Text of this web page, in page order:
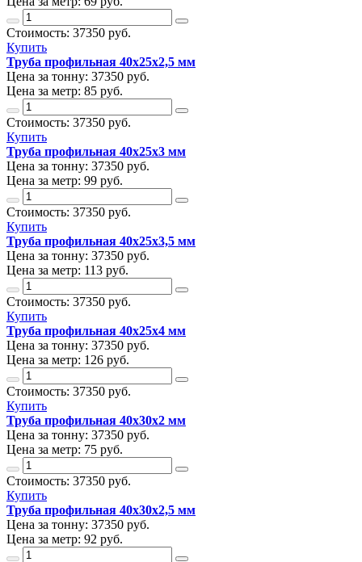
Стоимость: 37350 руб.
Купить
Труба профильная 40х25х2,5 мм
Цена за тонну: 37350 руб.
Цена за метр: 85 руб.
Стоимость: 37350 руб.
Купить
Труба профильная 40х25х3 мм
Цена за тонну: 37350 руб.
Цена за метр: 99 руб.
Стоимость: 37350 руб.
Купить
Труба профильная 40х25х3,5 мм
Цена за тонну: 37350 руб.
Цена за метр: 113 руб.
Стоимость: 37350 руб.
Купить
Труба профильная 40х25х4 мм
Цена за тонну: 37350 руб.
Цена за метр: 126 руб.
Стоимость: 37350 руб.
Купить
Труба профильная 40х30х2 мм
Цена за тонну: 37350 руб.
Цена за метр: 75 руб.
Стоимость: 37350 руб.
Купить
Труба профильная 40х30х2,5 мм
Цена за тонну: 37350 руб.
Цена за метр: 92 руб.